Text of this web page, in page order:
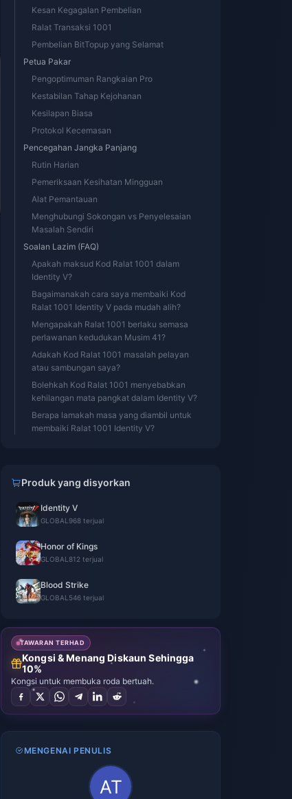
-22%
305 Echoes
RM 17.74
RM 22.80
-25%
RM 14.14
Kesan Kegagalan Pembelian
Ralat Transaksi 1001
Pembelian BitTopup yang Selamat
Petua Pakar
Pengoptimuman Rangkaian Pro
Kestabilan Tahap Kejohanan
Kesilapan Biasa
Protokol Kecemasan
Pencegahan Jangka Panjang
Rutin Harian
Pemeriksaan Kesihatan Mingguan
Alat Pemantauan
Menghubungi Sokongan vs Penyelesaian
Masalah Sendiri
Soalan Lazim (FAQ)
Apakah maksud Kod Ralat 1001 dalam
Identity V?
Bagaimanakah cara saya membaiki Kod
Ralat 1001 Identity V pada mudah alih?
Mengapakah Ralat 1001 berlaku semasa
perlawanan kedudukan Musim 41?
Adakah Kod Ralat 1001 masalah pelayan
atau sambungan saya?
Bolehkah Kod Ralat 1001 menyebabkan
kehilangan mata pangkat dalam Identity V?
Berapa lamakah masa yang diambil untuk
membaiki Ralat 1001 Identity V?
Produk yang disyorkan
Identity V
GLOBAL 968 terjual
Honor of Kings
GLOBAL 812 terjual
Blood Strike
GLOBAL 546 terjual
TAWARAN TERHAD
Kongsi & Menang Diskaun Sehingga
10%
Kongsi untuk membuka roda bertuah.
MENGENAI PENULIS